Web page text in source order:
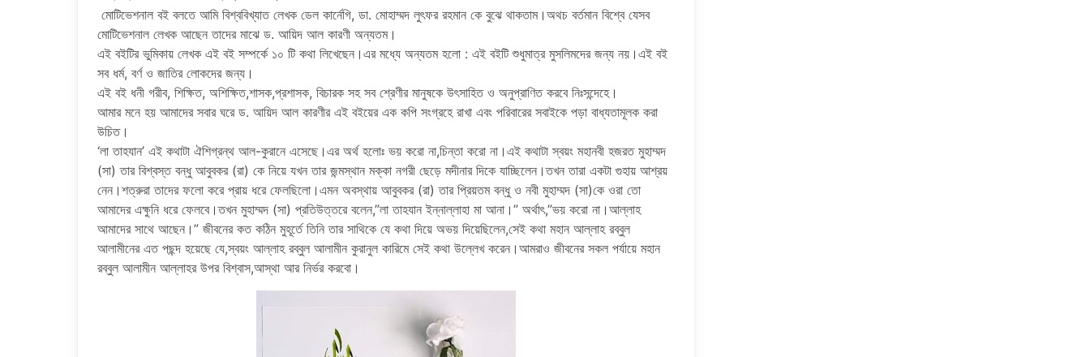
মোটিভেশনাল বই বলতে আমি বিশ্ববিখ্যাত লেখক ডেল কার্নেগি, ডা. মোহাম্মদ লুৎফর রহমান কে বুঝে থাকতাম।অথচ বর্তমান বিশ্বে যেসব
মোটিভেশনাল লেখক আছেন তাদের মাঝে ড. আয়িদ আল কারণী অন্যতম।
এই বইটির ভুমিকায় লেখক এই বই সম্পর্কে ১০ টি কথা লিখেছেন।এর মধ্যে অন্যতম হলো : এই বইটি শুধুমাত্র মুসলিমদের জন্য নয়।এই বই
সব ধর্ম, বর্ণ ও জাতির লোকদের জন্য।
এই বই ধনী গরীব, শিক্ষিত, অশিক্ষিত,শাসক,প্রশাসক, বিচারক সহ সব শ্রেণীর মানুষকে উৎসাহিত ও অনুপ্রাণিত করবে নিঃসন্দেহে।
আমার মনে হয় আমাদের সবার ঘরে ড. আয়িদ আল কারণীর এই বইয়ের এক কপি সংগ্রহে রাখা এবং পরিবারের সবাইকে পড়া বাধ্যতামূলক করা
উচিত।
‘লা তাহযান’ এই কথাটা ঐশিগ্রন্থ আল-কুরানে এসেছে।এর অর্থ হলোঃ ভয় করো না,চিন্তা করো না।এই কথাটা স্বয়ং মহানবী হজরত মুহাম্মদ
(সা) তার বিশ্বস্ত বন্ধু আবুবকর (রা) কে নিয়ে যখন তার জন্মস্থান মক্কা নগরী ছেড়ে মদীনার দিকে যাচ্ছিলেন।তখন তারা একটা গুহায় আশ্রয়
নেন।শত্রুরা তাদের ফলো করে প্রায় ধরে ফেলছিলো।এমন অবস্থায় আবুবকর (রা) তার প্রিয়তম বন্ধু ও নবী মুহাম্মদ (সা)কে ওরা তো
আমাদের এক্ষুনি ধরে ফেলবে।তখন মুহাম্মদ (সা) প্রতিউত্তরে বলেন,”লা তাহযান ইন্নাল্লাহা মা আনা।” অর্থাৎ,”ভয় করো না।আল্লাহ
আমাদের সাথে আছেন।” জীবনের কত কঠিন মুহূর্তে তিনি তার সাথিকে যে কথা দিয়ে অভয় দিয়েছিলেন,সেই কথা মহান আল্লাহ রব্বুল
আলামীনের এত পছন্দ হয়েছে যে,স্বয়ং আল্লাহ রব্বুল আলামীন কুরানুল কারিমে সেই কথা উল্লেখ করেন।আমরাও জীবনের সকল পর্যায়ে মহান
রব্বুল আলামীন আল্লাহর উপর বিশ্বাস,আস্থা আর নির্ভর করবো।